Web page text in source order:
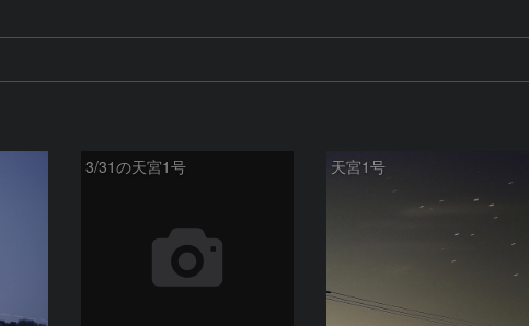
3/31の天宮1号 天宮1号